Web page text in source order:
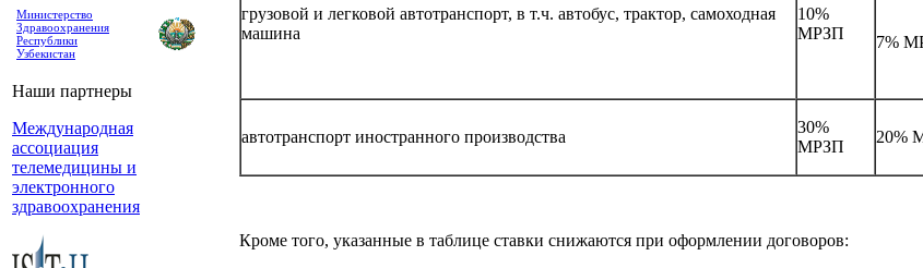
Министерство
Здравоохранения
Республики
Узбекистан
Наши партнеры
Международная
ассоциация
телемедицины и
электронного
здравоохранения
грузовой и легковой автотранспорт, в т.ч. автобус, трактор, самоходная
машина
10%
МРЗП
7%
автотранспорт иностранного производства
30%
МРЗП
20%
Кроме того, указанные в таблице ставки снижаются при оформлении договоров: